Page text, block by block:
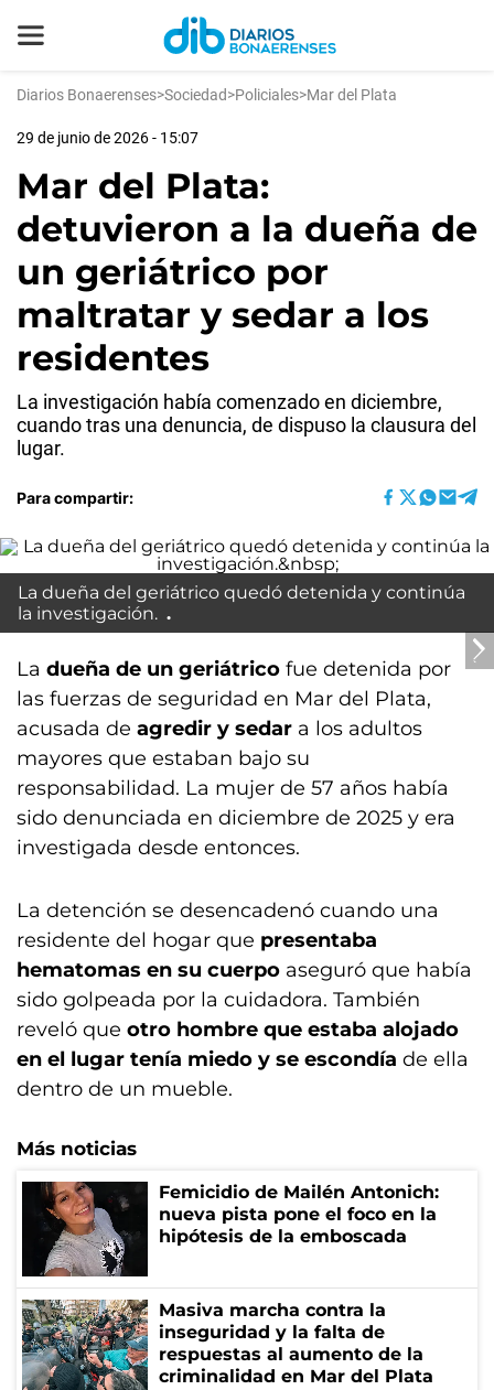
Diarios Bonaerenses>Sociedad>Policiales>Mar del Plata
29 de junio de 2026 - 15:07
Mar del Plata:
detuvieron a la dueña de
un geriátrico por
maltratar y sedar a los
residentes
La investigación había comenzado en diciembre,
cuando tras una denuncia, de dispuso la clausura del
lugar.
Para compartir:
La dueña del geriátrico quedó detenida y continúa
la investigación.
La dueña de un geriátrico fue detenida por
las fuerzas de seguridad en Mar del Plata,
acusada de agredir y sedar a los adultos
mayores que estaban bajo su
responsabilidad. La mujer de 57 años había
sido denunciada en diciembre de 2025 y era
investigada desde entonces.
La detención se desencadenó cuando una
residente del hogar que presentaba
hematomas en su cuerpo aseguró que había
sido golpeada por la cuidadora. También
reveló que otro hombre que estaba alojado
en el lugar tenía miedo y se escondía de ella
dentro de un mueble.
Más noticias
Femicidio de Mailén Antonich:
nueva pista pone el foco en la
hipótesis de la emboscada
Masiva marcha contra la
inseguridad y la falta de
respuestas al aumento de la
criminalidad en Mar del Plata